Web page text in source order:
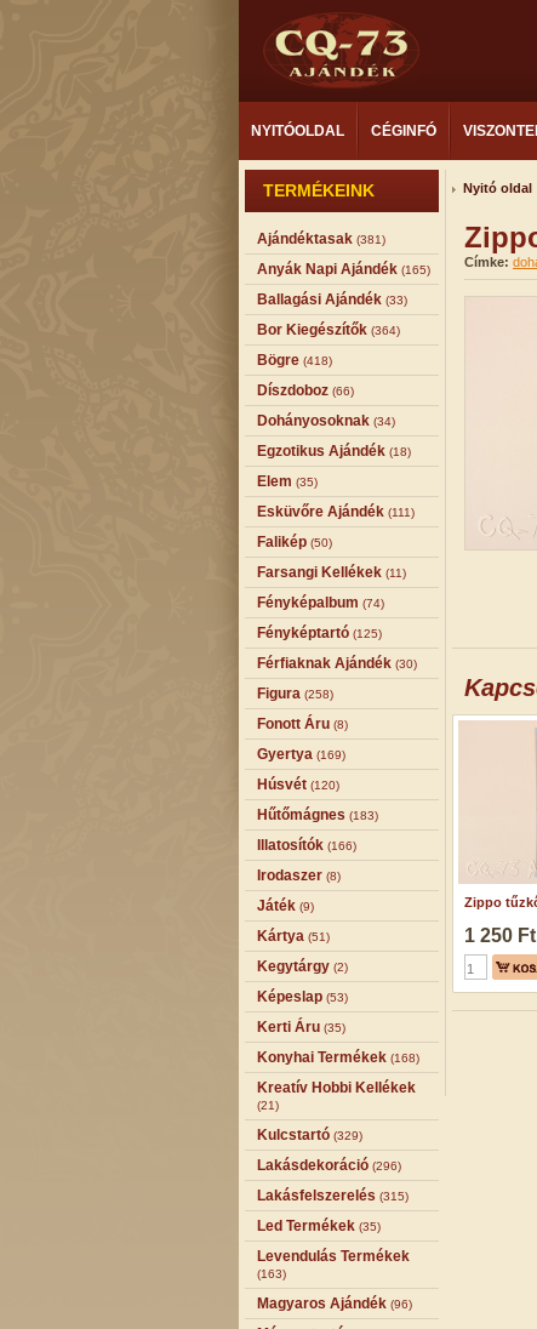
NYITÓOLDAL CÉGINFÓ
TERMÉKEINK
Ajándéktasak (381)
Anyák Napi Ajándék (165)
Ballagási Ajándék (33)
Bor Kiegészítők (364)
Bögre (418)
Díszdoboz (66)
Dohányosoknak (34)
Egzotikus Ajándék (18)
Elem (35)
Esküvőre Ajándék (111)
Falikép (50)
Farsangi Kellékek (11)
Fényképalbum (74)
Fényképtartó (125)
Férfiaknak Ajándék (30)
Figura (258)
Fonott Áru (8)
Gyertya (169)
Húsvét (120)
Hűtőmágnes (183)
Illatosítók (166)
Irodaszer (8)
Játék (9)
Kártya (51)
Kegytárgy (2)
Képeslap (53)
Kerti Áru (35)
Konyhai Termékek (168)
Kreatív Hobbi Kellékek
(21)
Kulcstartó (329)
Lakásdekoráció (296)
Lakásfelszerelés (315)
Led Termékek (35)
Levendulás Termékek
(163)
Magyaros Ajándék (96)
Nyitó oldal
Címke:
Zippo
1 250 Ft